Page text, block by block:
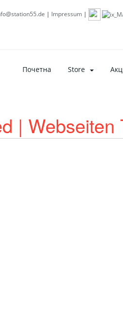
| Impressum |
Почетна Store
| Webseiten